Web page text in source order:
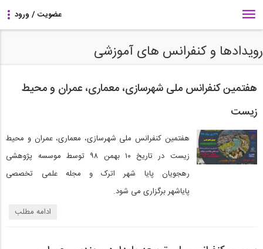
رویدادها و کنفرانس های آموزشی
هفتمین کنفرانس ملی شهرسازی، معماری، عمران و محیط
زیست
هفتمین کنفرانس ملی شهرسازی، معماری، عمران و محیط
زیست در تاریخ ۱۰ بهمن ۹۸ توسط موسسه پژوهشی
رهجویان پایا شهر اترک و مجله علمی تخصصی
پایاشهر برگزاری می شود.
ادامه مطلب